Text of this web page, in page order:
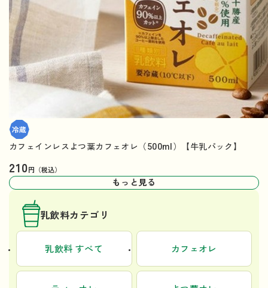
カフェインレスよつ葉カフェオレ（500ml）【牛乳パック】
210円（税込）
もっと見る
乳飲料カテゴリ
乳飲料 すべて カフェオレ